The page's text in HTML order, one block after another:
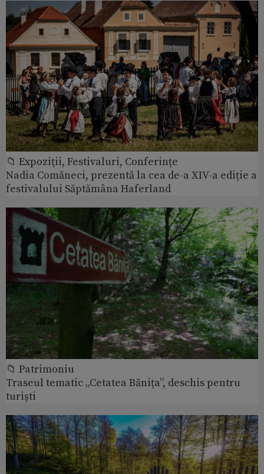
📁 Expoziţii, Festivaluri, Conferințe
Nadia Comăneci, prezentă la cea de-a XIV-a ediție a
festivalului Săptămâna Haferland
📁 Patrimoniu
Traseul tematic „Cetatea Bănița”, deschis pentru
turiști